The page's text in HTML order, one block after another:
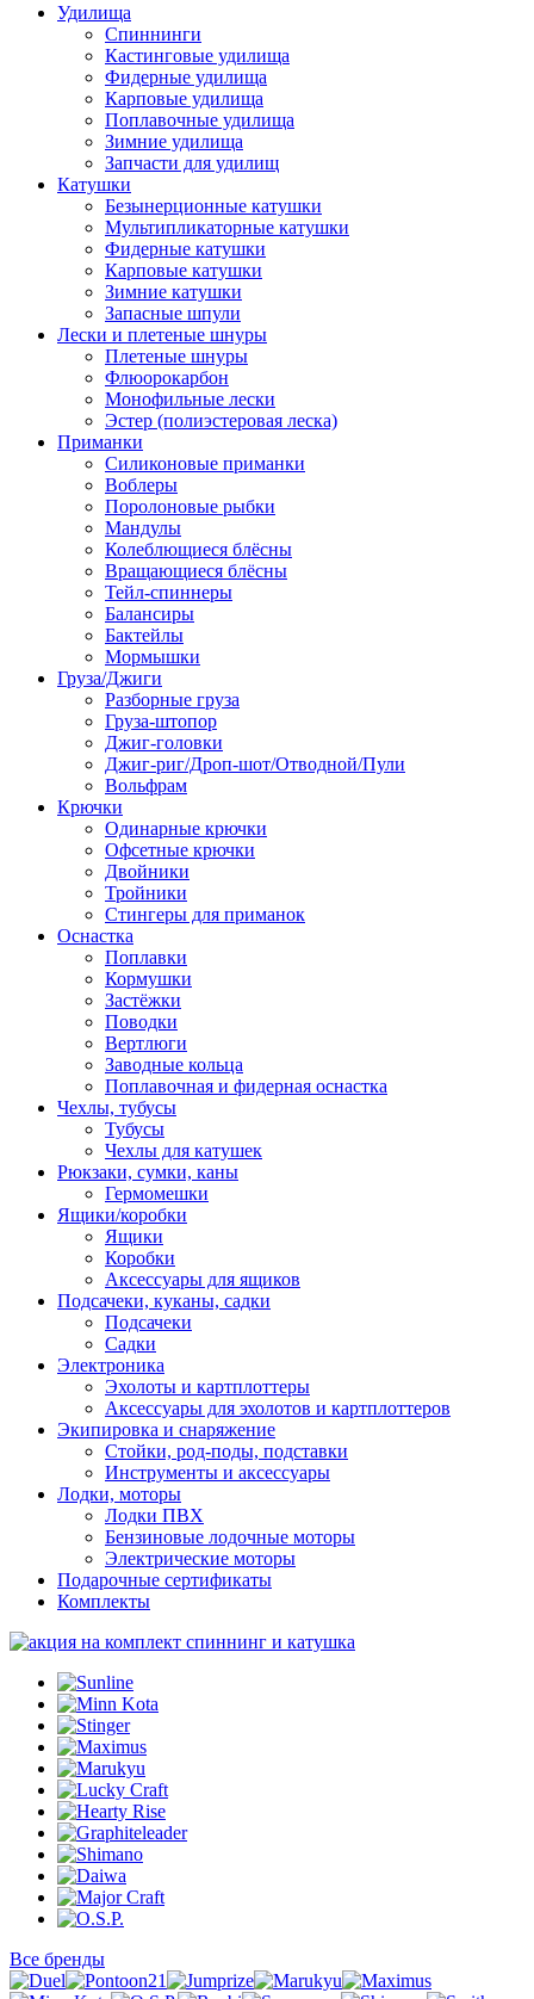
Удилища
Спиннинги
Кастинговые удилища
Фидерные удилища
Карповые удилища
Поплавочные удилища
Зимние удилища
Запчасти для удилищ
Катушки
Безынерционные катушки
Мультипликаторные катушки
Фидерные катушки
Карповые катушки
Зимние катушки
Запасные шпули
Лески и плетеные шнуры
Плетеные шнуры
Флюорокарбон
Монофильные лески
Эстер (полиэстеровая леска)
Приманки
Силиконовые приманки
Воблеры
Поролоновые рыбки
Мандулы
Колеблющиеся блёсны
Вращающиеся блёсны
Тейл-спиннеры
Балансиры
Бактейлы
Мормышки
Груза/Джиги
Разборные груза
Груза-штопор
Джиг-головки
Джиг-риг/Дроп-шот/Отводной/Пули
Вольфрам
Крючки
Одинарные крючки
Офсетные крючки
Двойники
Тройники
Стингеры для приманок
Оснастка
Поплавки
Кормушки
Застёжки
Поводки
Вертлюги
Заводные кольца
Поплавочная и фидерная оснастка
Чехлы, тубусы
Тубусы
Чехлы для катушек
Рюкзаки, сумки, каны
Гермомешки
Ящики/коробки
Ящики
Коробки
Аксессуары для ящиков
Подсачеки, куканы, садки
Подсачеки
Садки
Электроника
Эхолоты и картплоттеры
Аксессуары для эхолотов и картплоттеров
Экипировка и снаряжение
Стойки, род-поды, подставки
Инструменты и аксессуары
Лодки, моторы
Лодки ПВХ
Бензиновые лодочные моторы
Электрические моторы
Подарочные сертификаты
Комплекты
Все бренды